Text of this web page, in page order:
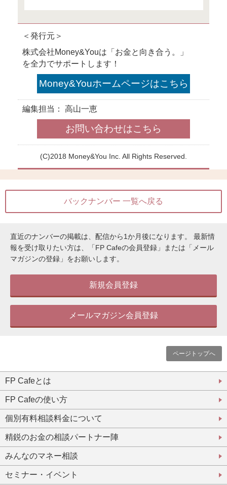
神様に届く神社
この記
ない貯蓄、やる
この記
貯金ゼロから始
この記
ぶっちゃけ「お
うすればいいの
た
この記
アラフォーはど
い？投資信託「
この記
バックナンバー 一覧へ戻る
直近のナンバーの掲載は、配信から1か月後になります。
最新情
報を受け取りたい方は、「FP Cafeの会員登録」または「メール
マガジンの登録」をお願いします。
新規会員登録
メールマガジン会員登録
ページトップへ
FP Cafeとは
FP Cafeの使い方
個別有料相談料金について
精鋭のお金の相談パートナー陣
みんなのマネー相談
セミナー・イベント